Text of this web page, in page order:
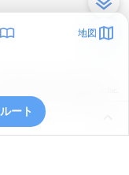
地図
ルート